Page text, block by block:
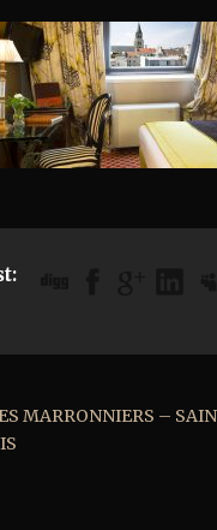
MARRONNIERS –